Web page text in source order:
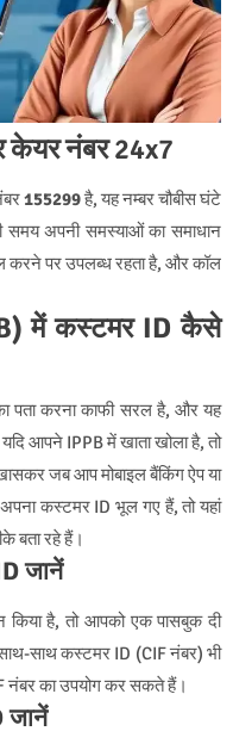
केयर नंबर 24x7
155299है, यह नम्बर चौबीस घंटे
अपनी समस्याओं का समाधान
करने पर उपलब्ध रहता है, और कॉल
में कस्टमर ID कैसे
पता करना काफी सरल है, और यह
आपने IPPB में खाता खोला है, तो
जब आप मोबाइल बैंकिंग ऐप या
कस्टमर ID भूल गए हैं, तो यहां
बता रहे हैं।
जानें
है, तो आपको एक पासबुक दी
साथ कस्टमर ID (CIF नंबर) भी
का उपयोग कर सकते हैं।
जानें